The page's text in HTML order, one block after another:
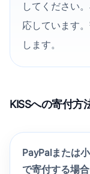
してください
応しています
します。
KISSへの寄付方
PayPalまたは
で寄付する場